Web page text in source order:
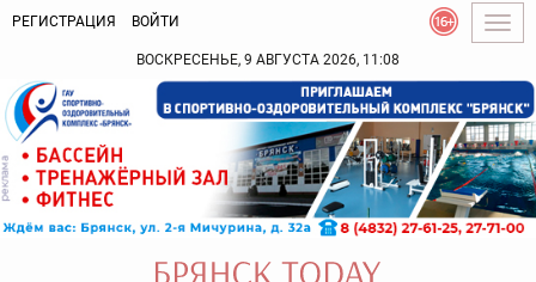
РЕГИСТРАЦИЯ ВОЙТИ
ВОСКРЕСЕНЬЕ, 9 АВГУСТА 2026, 11:08